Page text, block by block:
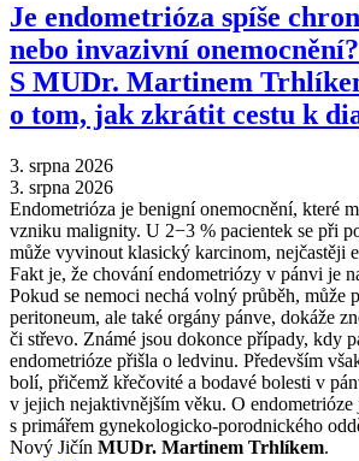
Je endometrióza spíše
nebo invazivní onemocnění?
S MUDr. Martinem
o tom, jak zkrátit cestu k
3. srpna 2026
3. srpna 2026
Endometrióza je benigní onemocnění, které
vzniku malignity. U 2−3 % pacientek se při
může vyvinout klasický karcinom, nejčastěji
Fakt je, že chování endometriózy v pánvi je
Pokud se nemoci nechá volný průběh, může
peritoneum, ale také orgány pánve, dokáže
či střevo. Známé jsou dokonce případy, kdy
endometrióze přišla o ledvinu. Především
bolí, přičemž křečovité a bodavé bolesti v
v jejich nejaktivnějším věku. O endometrióze
s primářem gynekologicko-porodnického
Nový Jičín MUDr. Martinem Trhlíkem.